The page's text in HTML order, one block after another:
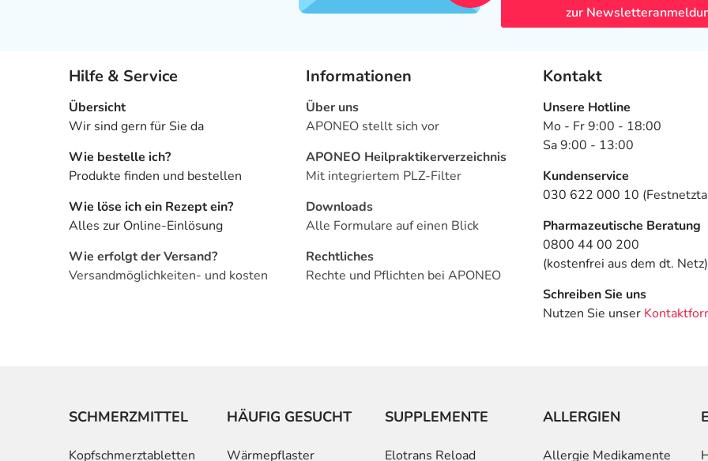
zur
Hilfe & Service
Übersicht
Wir sind gern für Sie da
Wie bestelle ich?
Produkte finden und bestellen
Wie löse ich ein Rezept ein?
Alles zur Online-Einlösung
Wie erfolgt der Versand?
Versandmöglichkeiten- und kosten
Informationen
Über uns
APONEO stellt sich vor
APONEO Heilpraktikerverzeichnis
Mit integriertem PLZ-Filter
Downloads
Alle Formulare auf einen Blick
Rechtliches
Rechte und Pflichten bei APONEO
Kontakt
Unsere Hotline
Mo - Fr 9:00 - 18:00
Sa 9:00 - 13:00
Kundenservice
030 622 000 10
Pharmazeutische Beratung
0800 44 00 200
(kostenfrei aus dem dt. Netz)
Schreiben Sie uns
Nutzen Sie unser
SCHMERZMITTEL
Kopfschmerztabletten
HÄUFIG GESUCHT
Wärmepflaster
SUPPLEMENTE
Elotrans Reload
ALLERGIEN
Allergie Medikamente